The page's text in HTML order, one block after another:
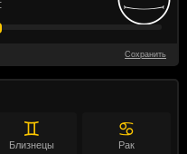
Сохранить
♊
Близнецы
♋
Рак